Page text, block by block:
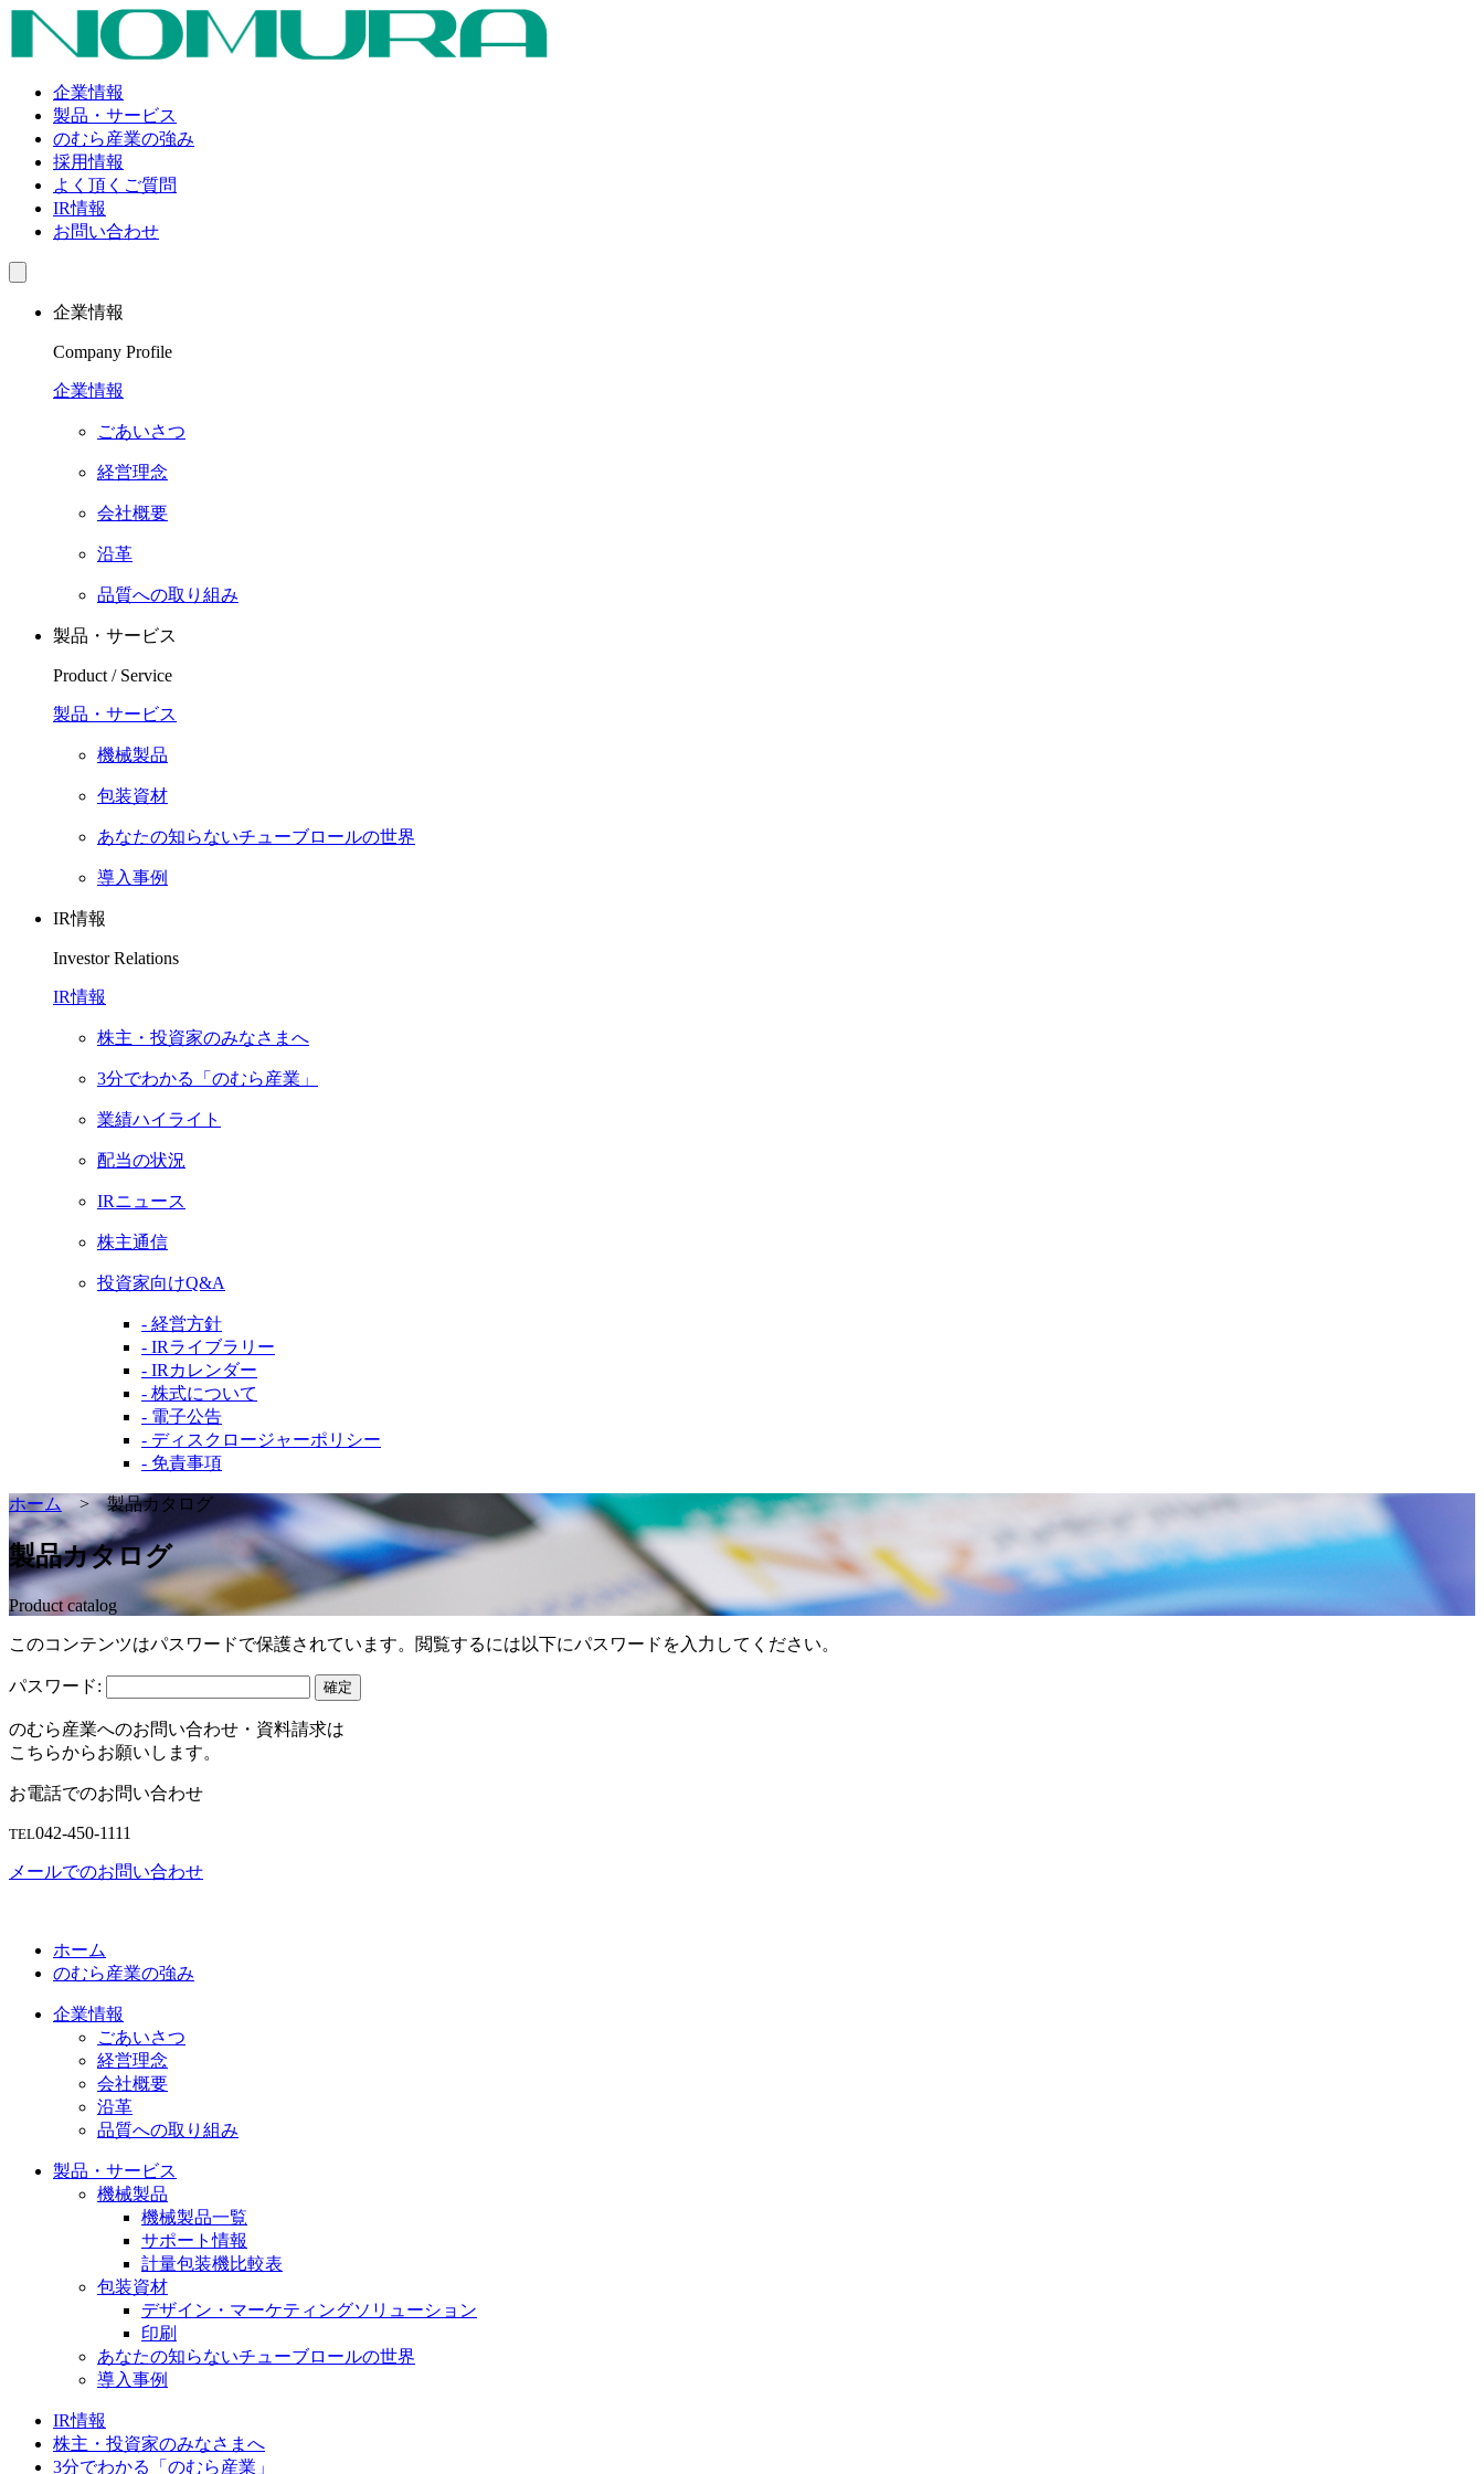
企業情報
製品・サービス
のむら産業の強み
採用情報
よく頂くご質問
IR情報
お問い合わせ
企業情報
Company Profile
企業情報
ごあいさつ
経営理念
会社概要
沿革
品質への取り組み
製品・サービス
Product / Service
製品・サービス
機械製品
包装資材
あなたの知らないチューブロールの世界
導入事例
IR情報
Investor Relations
IR情報
株主・投資家のみなさまへ
3分でわかる「のむら産業」
業績ハイライト
配当の状況
IRニュース
株主通信
投資家向けQ&A
- 経営方針
- IRライブラリー
- IRカレンダー
- 株式について
- 電子公告
- ディスクロージャーポリシー
- 免責事項
ホーム >製品カタログ
製品カタログ
Product catalog
このコンテンツはパスワードで保護されています。閲覧するには以下にパスワードを入力してください。
パスワード:
のむら産業へのお問い合わせ・資料請求は
こちらからお願いします。
お電話でのお問い合わせ
TEL042-450-1111
メールでのお問い合わせ
ホーム
のむら産業の強み
企業情報
ごあいさつ
経営理念
会社概要
沿革
品質への取り組み
製品・サービス
機械製品
機械製品一覧
サポート情報
計量包装機比較表
包装資材
デザイン・マーケティングソリューション
印刷
あなたの知らないチューブロールの世界
導入事例
IR情報
株主・投資家のみなさまへ
3分でわかる「のむら産業」